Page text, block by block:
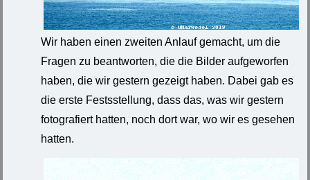
Wir haben einen zweiten Anlauf gemacht, um die
Fragen zu beantworten, die die Bilder aufgeworfen
haben, die wir gestern gezeigt haben. Dabei gab es
die erste Festsstellung, dass das, was wir gestern
fotografiert hatten, noch dort war, wo wir es gesehen
hatten.